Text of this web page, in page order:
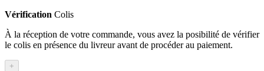
Vérification Colis
À la réception de votre commande, vous avez la posibilité de vérifier
le colis en présence du livreur avant de procéder au paiement.
+